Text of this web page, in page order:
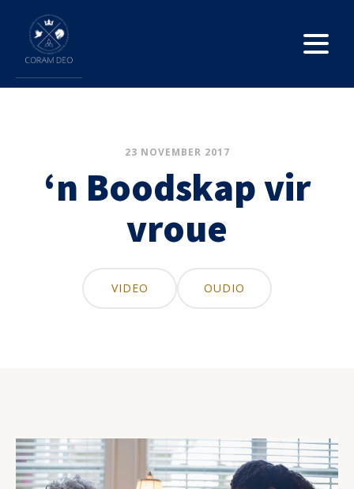
23 NOVEMBER 2017
‘n Boodskap vir
vroue
VIDEO OUDIO